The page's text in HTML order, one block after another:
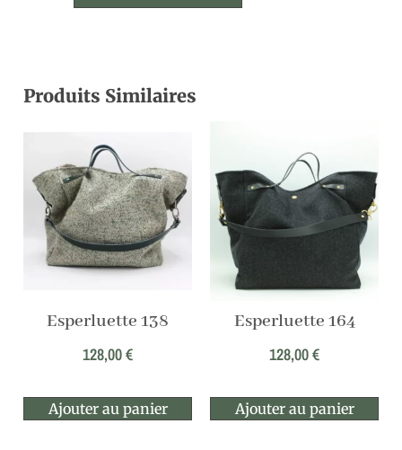
Produits Similaires
Esperluette 138
128,00€
Ajouter au panier
Esperluette 164
128,00€
Ajouter au panier